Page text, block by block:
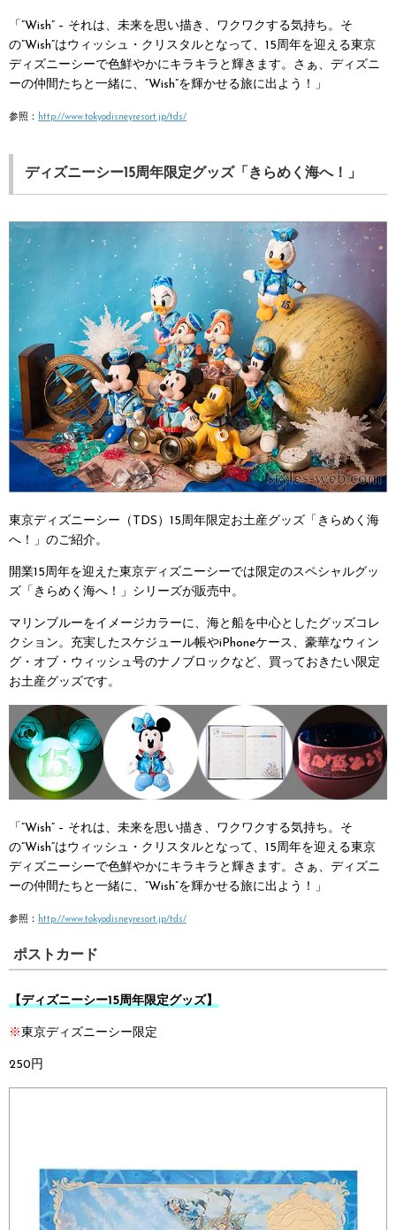
「”Wish” – それは、未来を思い描き、ワクワクする気持ち。そ
の”Wish”はウィッシュ・クリスタルとなって、15周年を迎える東京
ディズニーシーで色鮮やかにキラキラと輝きます。さぁ、ディズニ
ーの仲間たちと一緒に、”Wish”を輝かせる旅に出よう！」
参照： http://www.tokyodisneyresort.jp/tds/
ディズニーシー15周年限定グッズ「きらめく海へ！」
東京ディズニーシー（TDS）15周年限定お土産グッズ「きらめく海
へ！」のご紹介。
開業15周年を迎えた東京ディズニーシーでは限定のスペシャルグッ
ズ「きらめく海へ！」シリーズが販売中。
マリンブルーをイメージカラーに、海と船を中心としたグッズコレ
クション。充実したスケジュール帳やiPhoneケース、豪華なウィン
グ・オブ・ウィッシュ号のナノブロックなど、買っておきたい限定
お土産グッズです。
「”Wish” – それは、未来を思い描き、ワクワクする気持ち。そ
の”Wish”はウィッシュ・クリスタルとなって、15周年を迎える東京
ディズニーシーで色鮮やかにキラキラと輝きます。さぁ、ディズニ
ーの仲間たちと一緒に、”Wish”を輝かせる旅に出よう！」
参照： http://www.tokyodisneyresort.jp/tds/
ポストカード
【ディズニーシー15周年限定グッズ】
※東京ディズニーシー限定
250円